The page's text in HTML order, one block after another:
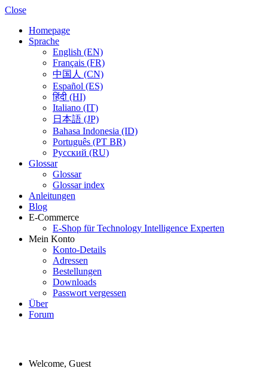
Close
Homepage
Sprache
English (EN)
Français (FR)
中国人 (CN)
Español (ES)
हिंदी (HI)
Italiano (IT)
日本語 (JP)
Bahasa Indonesia (ID)
Português (PT BR)
Pусский (RU)
Glossar
Glossar
Glossar index
Anleitungen
Blog
E-Commerce
E-Shop für Technology Intelligence Experten
Mein Konto
Konto-Details
Adressen
Bestellungen
Downloads
Passwort vergessen
Über
Forum
Welcome, Guest